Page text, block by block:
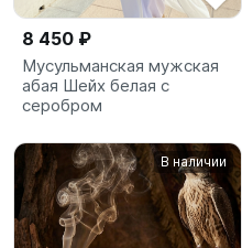
8 450 ₽
Мусульманская мужская
абая Шейх белая с
серобром
В наличии